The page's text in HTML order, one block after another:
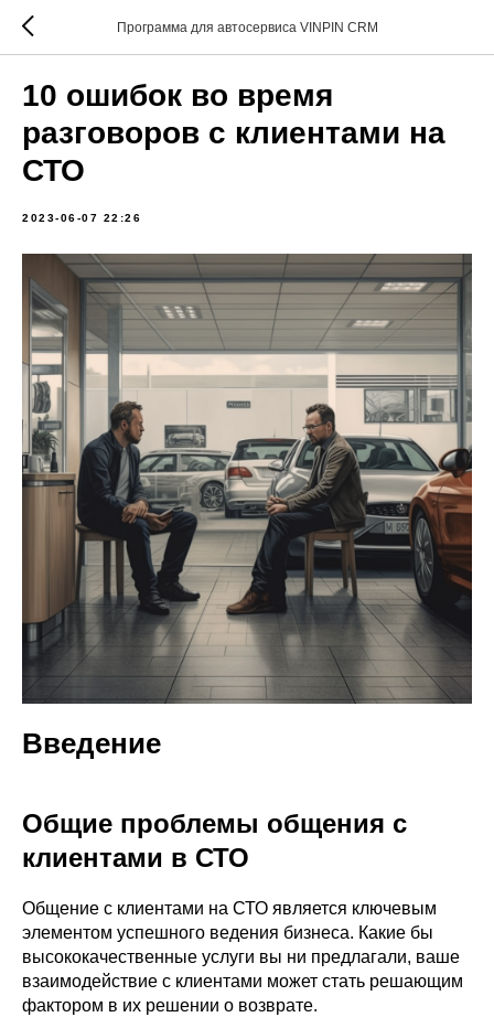
Программа для автосервиса VINPIN CRM
10 ошибок во время
разговоров с клиентами на
СТО
2023-06-07 22:26
Введение
Общие проблемы общения с
клиентами в СТО
Общение с клиентами на СТО является ключевым
элементом успешного ведения бизнеса. Какие бы
высококачественные услуги вы ни предлагали, ваше
взаимодействие с клиентами может стать решающим
фактором в их решении о возврате.